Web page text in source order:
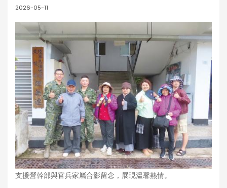
2026-05-11
支援營幹部與官兵家屬合影留念，展現溫馨熱情。